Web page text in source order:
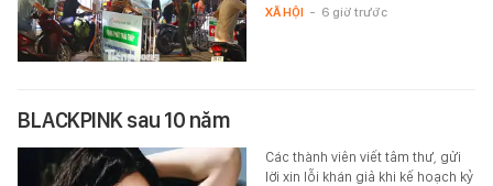
XÃ HỘI - 6 giờ trước
BLACKPINK sau 10 năm
Các thành viên viết tâm thư, gửi
lời xin lỗi khán giả khi kế hoạch kỷ